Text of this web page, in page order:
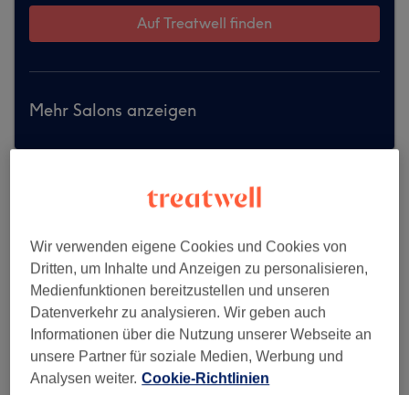
Auf Treatwell finden
Mehr Salons anzeigen
Wir verwenden eigene Cookies und Cookies von
Dritten, um Inhalte und Anzeigen zu personalisieren,
Medienfunktionen bereitzustellen und unseren
Datenverkehr zu analysieren. Wir geben auch
Informationen über die Nutzung unserer Webseite an
unsere Partner für soziale Medien, Werbung und
Analysen weiter. Cookie-Richtlinien